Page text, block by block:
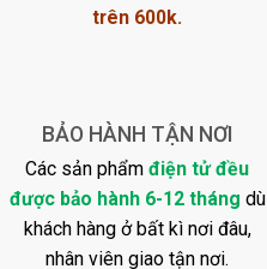
trên 600k.
BẢO HÀNH TẬN NƠI
Các sản phẩmđiện tử đều
được bảo hành 6-12 tháng dù
khách hàng ở bất kì nơi đâu,
nhân viên giao tận nơi.